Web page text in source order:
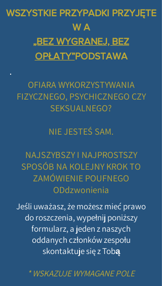
WSZYSTKIE PRZYPADKI PRZYJĘTE
W A
„BEZ WYGRANEJ, BEZ
OPŁATY”PODSTAWA
OFIARA WYKORZYSTYWANIA
FIZYCZNEGO, PSYCHICZNEGO CZY
SEKSUALNEGO?
NIE JESTEŚ SAM.
NAJSZYBSZY I NAJPROSTSZY
SPOSÓB NA KOLEJNY KROK TO
ZAMÓWIENIE POUFNEGO
ODdzwonienia
Jeśli uważasz, że możesz mieć prawo
do roszczenia, wypełnij poniższy
formularz, a jeden z naszych
oddanych członków zespołu
skontaktuje się z Tobą
* WSKAZUJE WYMAGANE POLE